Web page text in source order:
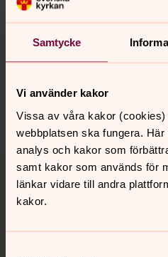
Samtycke
Vi använder kakor
Vissa av våra kakor (cookies)
webbplatsen ska fungera.
analys och kakor som
samt kakor som används för
länkar vidare till andra
kakor.
Senast ändrad 25 juni 2025
Synpunkter eller
innehåll?
Dela
Tillbaka till toppen
Tillbaka till innehållet
Kontakt